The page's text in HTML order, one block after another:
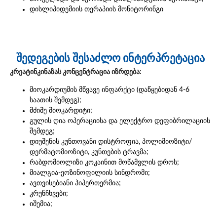
დისლიპიდემიის თერაპიის მონიტორინგი
შედეგების შესაძლო ინტერპრეტაცია
კრეატინკინაზას კონცენტრაცია იზრდება:
მიოკარდიუმის მწვავე ინფარქტი (დაწყებიდან 4-6
საათის შემდეგ);
მძიმე მიოკარდიტი;
გულის ღია ოპერაციისა და ელექტრო დეფიბრილაციის
შემდეგ;
დიუშენის კუნთოვანი დისტროფია, პოლიმიოზიტი/
დერმატომიოზიტი, კუნთების ტრავმა;
რაბდომიოლიზი კოკაინით მოწამვლის დროს;
მიალგია-ეოზინოფილიის სინდრომი;
ავთვისებიანი ჰიპერთერმია;
კრუნჩხვები;
იშემია;